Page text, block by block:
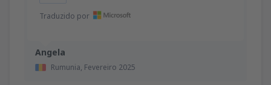
Angela
Rumunia, Fevereiro 2025
Traduzido por